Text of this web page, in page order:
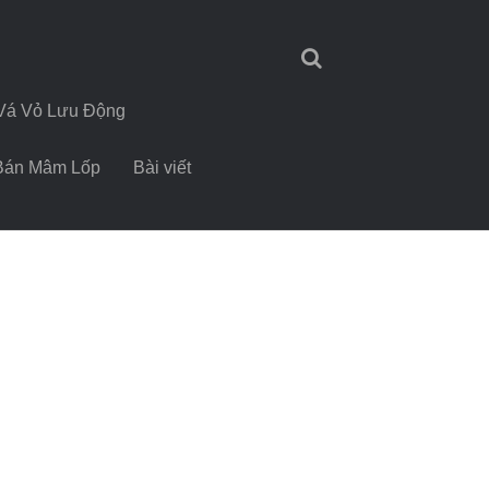
Vỏ Lưu Động
Mâm Lốp Bài viết